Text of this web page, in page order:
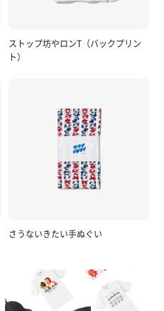
ストップ坊やロンT（バックプリン
ト）
さうないきたい手ぬぐい